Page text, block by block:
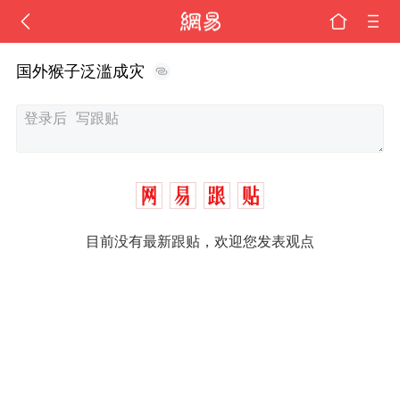
国外猴子泛滥成灾
目前没有最新跟贴，欢迎您发表观点